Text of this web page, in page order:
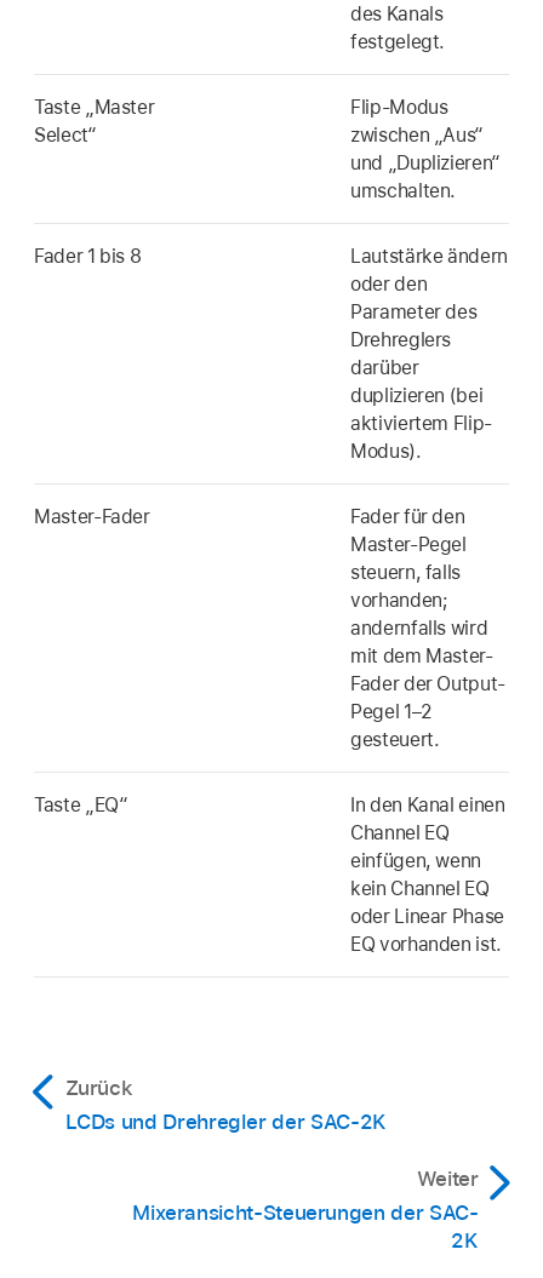
des Kanals
festgelegt.
Taste „Master
Select“
Flip-Modus
zwischen „Aus“
und „Duplizieren“
umschalten.
Fader 1 bis 8
Lautstärke ändern
oder den
Parameter des
Drehreglers
darüber
duplizieren (bei
aktiviertem Flip-
Modus).
Master-Fader
Fader für den
Master-Pegel
steuern, falls
vorhanden;
andernfalls wird
mit dem Master-
Fader der Output-
Pegel 1–2
gesteuert.
Taste „EQ“
In den Kanal einen
Channel EQ
einfügen, wenn
kein Channel EQ
oder Linear Phase
EQ vorhanden ist.
Zurück
LCDs und Drehregler der SAC-2K
Weiter
Mixeransicht-Steuerungen der SAC-
2K